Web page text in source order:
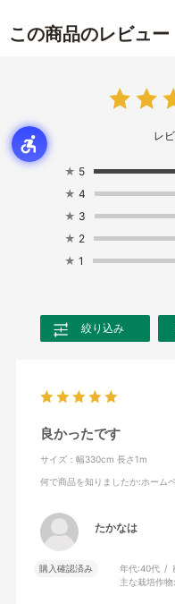
この商品のレビュー
レ
★ 5
★ 4
★ 3
★ 2
★ 1
絞り込み
良かったです
サイズ：幅330cm 長さ1m
何で商品を知りましたか:ホーム
たかなは
購入確認済み 年代:40代
主な栽培作物: